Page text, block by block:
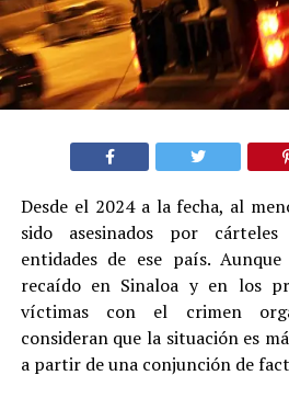
Desde el 2024 a la fecha, al
sido asesinados por
entidades de ese país.
recaído en Sinaloa y en los
víctimas con el crimen
consideran que la situación es
a partir de una conjunción de